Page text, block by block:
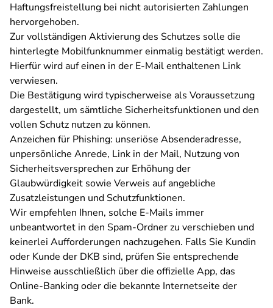
Haftungsfreistellung bei nicht autorisierten Zahlungen
hervorgehoben.
Zur vollständigen Aktivierung des Schutzes solle die
hinterlegte Mobilfunknummer einmalig bestätigt werden.
Hierfür wird auf einen in der E-Mail enthaltenen Link
verwiesen.
Die Bestätigung wird typischerweise als Voraussetzung
dargestellt, um sämtliche Sicherheitsfunktionen und den
vollen Schutz nutzen zu können.
Anzeichen für Phishing: unseriöse Absenderadresse,
unpersönliche Anrede, Link in der Mail, Nutzung von
Sicherheitsversprechen zur Erhöhung der
Glaubwürdigkeit sowie Verweis auf angebliche
Zusatzleistungen und Schutzfunktionen.
Wir empfehlen Ihnen, solche E-Mails immer
unbeantwortet in den Spam-Ordner zu verschieben und
keinerlei Aufforderungen nachzugehen. Falls Sie Kundin
oder Kunde der DKB sind, prüfen Sie entsprechende
Hinweise ausschließlich über die offizielle App, das
Online-Banking oder die bekannte Internetseite der
Bank.